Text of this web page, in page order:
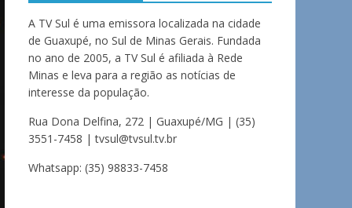
A TV Sul é uma emissora localizada na cidade
de Guaxupé, no Sul de Minas Gerais. Fundada
no ano de 2005, a TV Sul é afiliada à Rede
Minas e leva para a região as notícias de
interesse da população.
Rua Dona Delfina, 272 | Guaxupé/MG | (35)
3551-7458 | tvsul@tvsul.tv.br
Whatsapp: (35) 98833-7458